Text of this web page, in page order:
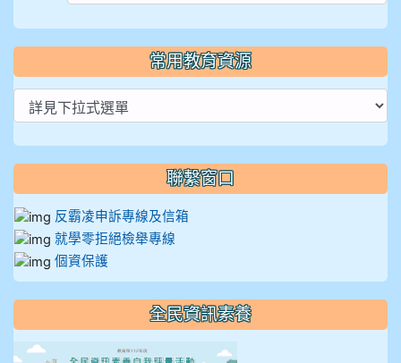
常用教育資源
聯繫窗口
反霸凌申訴專線及信箱
就學零拒絕檢舉專線
個資保護
全民資訊素養